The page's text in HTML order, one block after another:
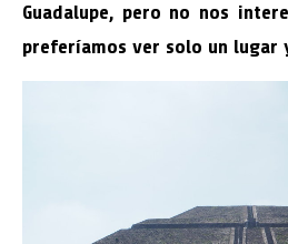
Guadalupe, pero no nos
preferíamos ver solo un lugar